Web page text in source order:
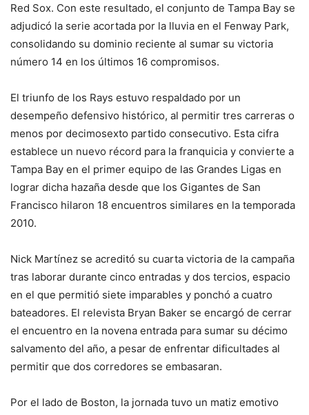
Red Sox. Con este resultado, el conjunto de Tampa Bay se
adjudicó la serie acortada por la lluvia en el Fenway Park,
consolidando su dominio reciente al sumar su victoria
número 14 en los últimos 16 compromisos.
El triunfo de los Rays estuvo respaldado por un
desempeño defensivo histórico, al permitir tres carreras o
menos por decimosexto partido consecutivo. Esta cifra
establece un nuevo récord para la franquicia y convierte a
Tampa Bay en el primer equipo de las Grandes Ligas en
lograr dicha hazaña desde que los Gigantes de San
Francisco hilaron 18 encuentros similares en la temporada
2010.
Nick Martínez se acreditó su cuarta victoria de la campaña
tras laborar durante cinco entradas y dos tercios, espacio
en el que permitió siete imparables y ponchó a cuatro
bateadores. El relevista Bryan Baker se encargó de cerrar
el encuentro en la novena entrada para sumar su décimo
salvamento del año, a pesar de enfrentar dificultades al
permitir que dos corredores se embasaran.
Por el lado de Boston, la jornada tuvo un matiz emotivo